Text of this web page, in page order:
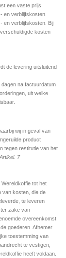
een vaste prijs
en verblijfskosten.
en verblijfskosten. Bij
kosten
de levering uitsluitend
na factuurdatum
uit welke
wij in geval van
product
tegen restitutie van het
7
tot het
van kosten, die de
te leveren
zake van
overeenkomst
goederen. Afnemer
toestemming van
te vestigen,
heeft voldaan.